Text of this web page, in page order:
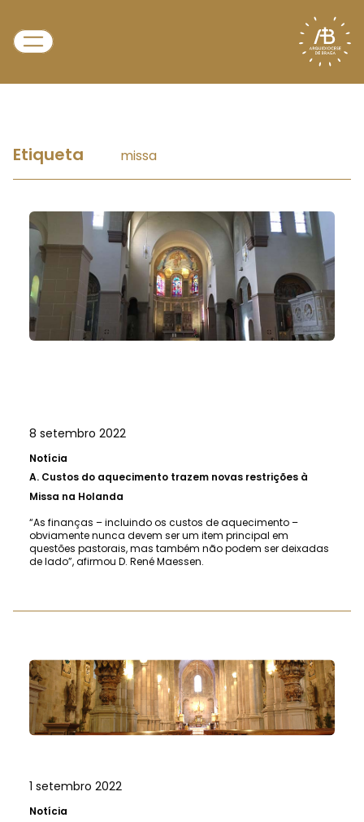
Etiqueta missa
8 setembro 2022
Notícia
A. Custos do aquecimento trazem novas restrições à
Missa na Holanda
“As finanças – incluindo os custos de aquecimento –
obviamente nunca devem ser um item principal em
questões pastorais, mas também não podem ser deixadas
de lado”, afirmou D. René Maessen.
1 setembro 2022
Notícia